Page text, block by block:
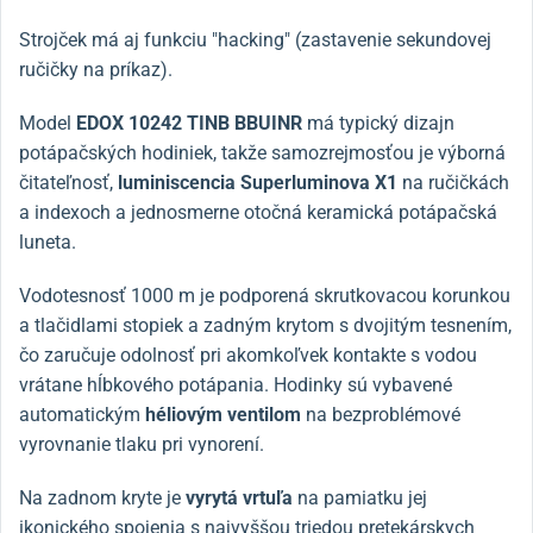
Strojček má aj funkciu "hacking" (zastavenie sekundovej
ručičky na príkaz).
Model EDOX 10242 TINB BBUINR má typický dizajn
potápačských hodiniek, takže samozrejmosťou je výborná
čitateľnosť, luminiscencia Superluminova X1 na ručičkách
a indexoch a jednosmerne otočná keramická potápačská
luneta.
Vodotesnosť 1000 m je podporená skrutkovacou korunkou
a tlačidlami stopiek a zadným krytom s dvojitým tesnením,
čo zaručuje odolnosť pri akomkoľvek kontakte s vodou
vrátane hĺbkového potápania. Hodinky sú vybavené
automatickým héliovým ventilom na bezproblémové
vyrovnanie tlaku pri vynorení.
Na zadnom kryte je vyrytá vrtuľa na pamiatku jej
ikonického spojenia s najvyššou triedou pretekárskych